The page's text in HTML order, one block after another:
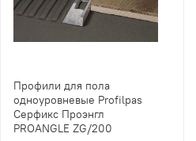
Профили для пола
одноуровневые Profilpas
Серфикс Проэнгл
PROANGLE ZG/200